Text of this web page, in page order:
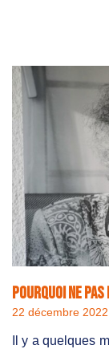
Pourquoi ne
22 décembre 2022
Il y a quelques